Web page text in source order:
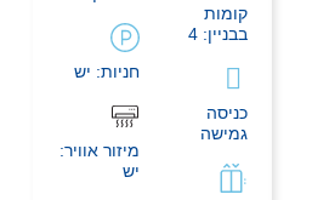
קומות
בבניין: 4
כניסה
גמישה
חניות: יש
מיזור אוויר:
יש